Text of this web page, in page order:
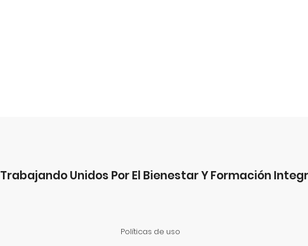
Trabajando Unidos Por El Bienestar Y Formación
Políticas de uso